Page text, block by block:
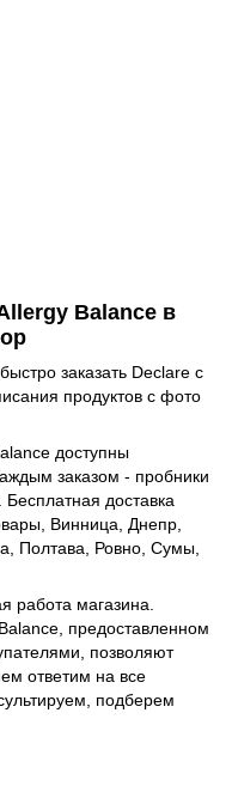
Balance в
заказать Declare с
продуктов с фото
доступны
заказом - пробники
доставка
Винница, Днепр,
Полтава, Ровно, Сумы,
работа магазина.
предоставленном
позволяют
ответим на все
подберем